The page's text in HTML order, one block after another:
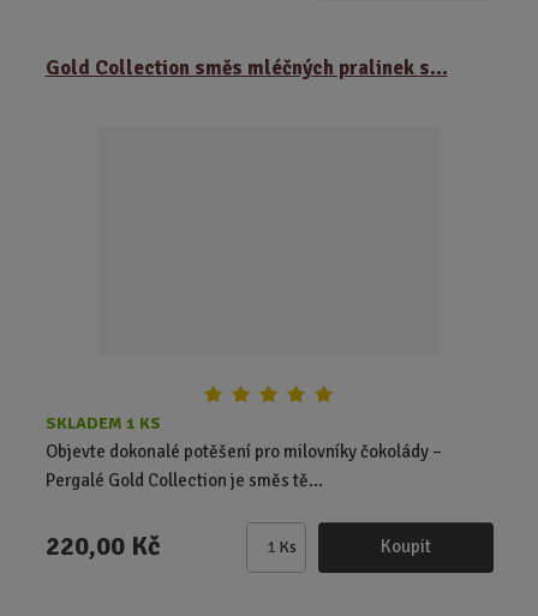
n
Gold Collection směs mléčných pralinek s...
SKLADEM 1 KS
Objevte dokonalé potěšení pro milovníky čokolády –
Pergalé Gold Collection je směs tě...
220,00 Kč
Z
Ks Koupit